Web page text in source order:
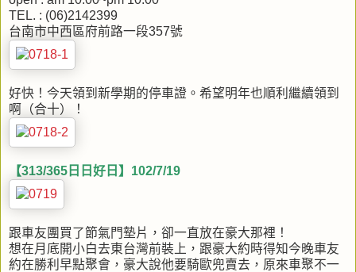
TEL. : (06)2142399
台南市中西區府前路一段357號
好快！今天領到新學期的停車證。希望明年也順利繼續領到
啊（合十）！
【313/365日日好日】102/7/19
跟車友團買了節氣門墊片，卻一直放在豪大那裡！
想在月底開小白去東台灣前裝上，跟豪大約時得知今晚車友
約在勝利早點聚會，豪大說他要騎歐兜賣去，原來車聚不一